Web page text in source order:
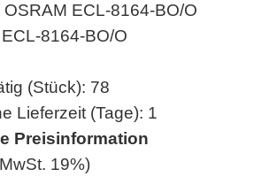
ECL-8164-BO/O
8164-BO/O
(Stück): 78
Lieferzeit (Tage): 1
Preisinformation
19%)